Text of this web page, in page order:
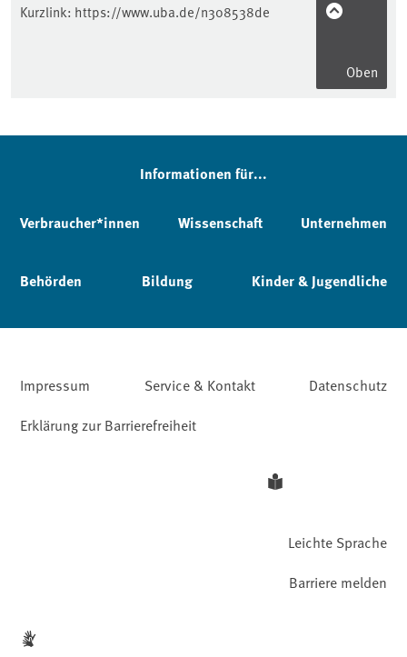
Kurzlink: https://www.uba.de/n308538de
Oben
Informationen für...
Verbraucher*innen Wissenschaft Unternehmen
Behörden Bildung Kinder & Jugendliche
Impressum Service & Kontakt
Datenschutz
Erklärung zur Barrierefreiheit
Leichte Sprache
Barriere melden